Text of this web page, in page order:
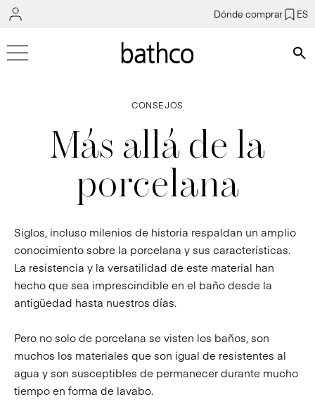
Dónde comprar ES
CONSEJOS
Más allá de la
porcelana
Siglos, incluso milenios de historia respaldan un amplio
conocimiento sobre la porcelana y sus características.
La resistencia y la versatilidad de este material han
hecho que sea imprescindible en el baño desde la
antigüedad hasta nuestros días.
Pero no solo de porcelana se visten los baños, son
muchos los materiales que son igual de resistentes al
agua y son susceptibles de permanecer durante mucho
tiempo en forma de lavabo.